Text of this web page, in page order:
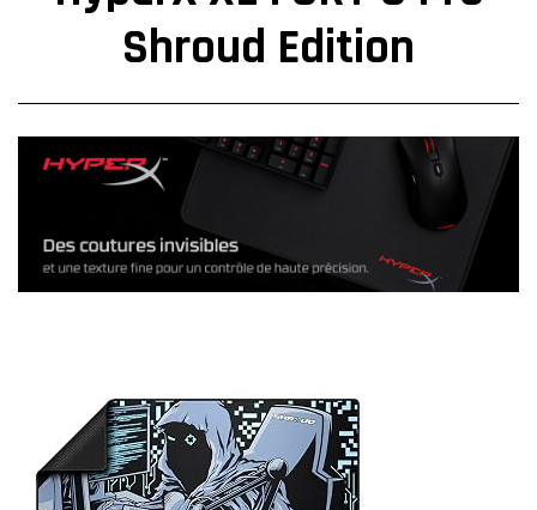
Shroud Edition